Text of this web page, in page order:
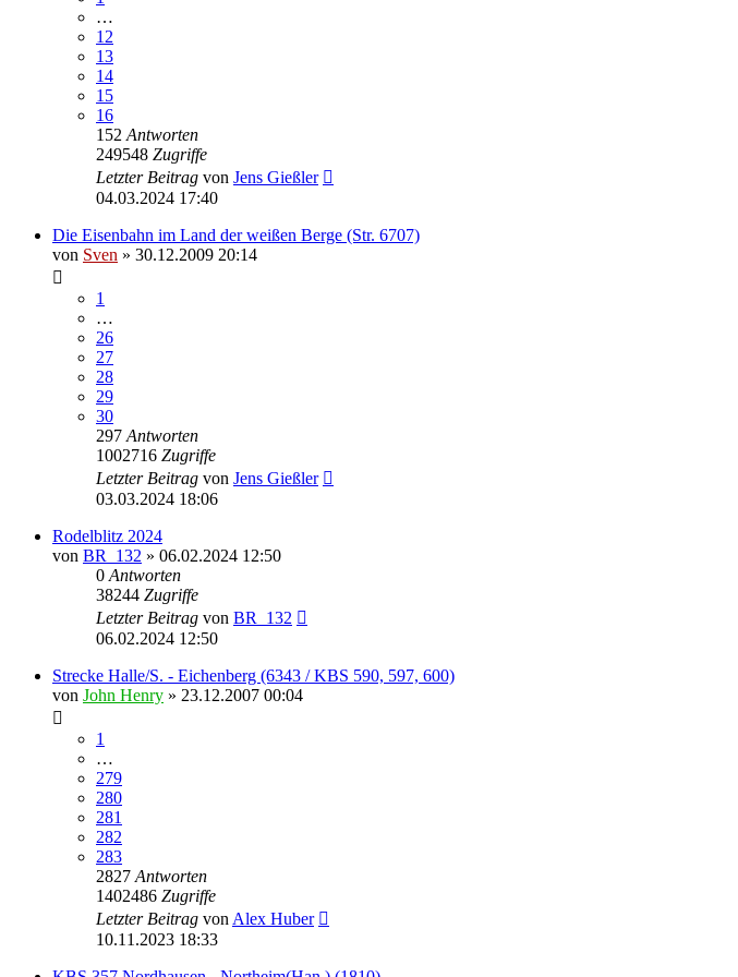
…
12
13
14
15
16
152 Antworten
249548 Zugriffe
Letzter Beitrag von Jens Gießler
04.03.2024 17:40
Die Eisenbahn im Land der weißen Berge (Str. 6707)
von Sven » 30.12.2009 20:14
1
…
26
27
28
29
30
297 Antworten
1002716 Zugriffe
Letzter Beitrag von Jens Gießler
03.03.2024 18:06
Rodelblitz 2024
von BR_132 » 06.02.2024 12:50
0 Antworten
38244 Zugriffe
Letzter Beitrag von BR_132
06.02.2024 12:50
Strecke Halle/S. - Eichenberg (6343 / KBS 590, 597, 600)
von John Henry » 23.12.2007 00:04
1
…
279
280
281
282
283
2827 Antworten
1402486 Zugriffe
Letzter Beitrag von Alex Huber
10.11.2023 18:33